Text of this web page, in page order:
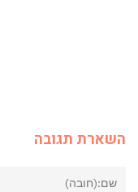
השארת תגובה